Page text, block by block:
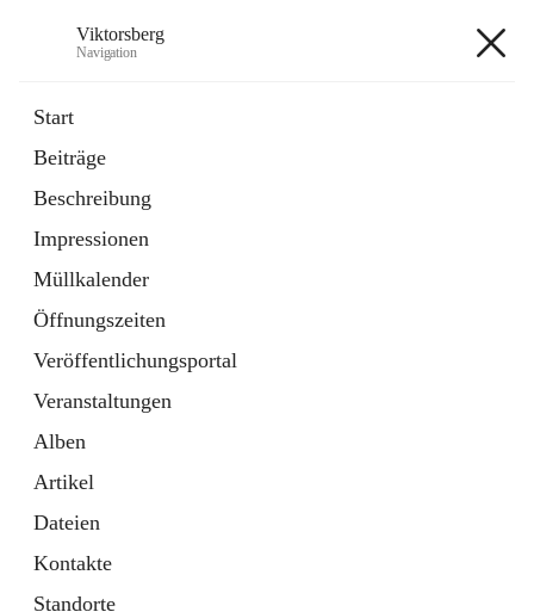
Viktorsberg
Navigation
Start
Beiträge
Beschreibung
Impressionen
Müllkalender
Öffnungszeiten
Veröffentlichungsportal
Veranstaltungen
Alben
Artikel
Dateien
Kontakte
Standorte
1 Schnellzugriff
Bürgerservice
10 Schnellzugriffe